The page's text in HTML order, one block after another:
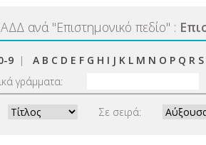
ανά "Επιστημονικό πεδίο" :
9 | A B C D E F G H I J K L M N O P Q R S
γράμματα:
Σε σειρά: